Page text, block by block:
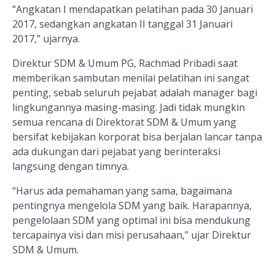
“Angkatan I mendapatkan pelatihan pada 30 Januari
2017, sedangkan angkatan II tanggal 31 Januari
2017,” ujarnya.
Direktur SDM & Umum PG, Rachmad Pribadi saat
memberikan sambutan menilai pelatihan ini sangat
penting, sebab seluruh pejabat adalah manager bagi
lingkungannya masing-masing. Jadi tidak mungkin
semua rencana di Direktorat SDM & Umum yang
bersifat kebijakan korporat bisa berjalan lancar tanpa
ada dukungan dari pejabat yang berinteraksi
langsung dengan timnya.
“Harus ada pemahaman yang sama, bagaimana
pentingnya mengelola SDM yang baik. Harapannya,
pengelolaan SDM yang optimal ini bisa mendukung
tercapainya visi dan misi perusahaan,” ujar Direktur
SDM & Umum.